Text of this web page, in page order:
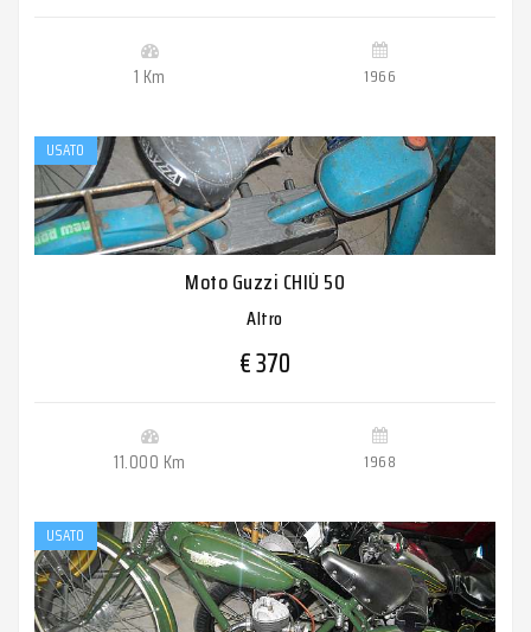
1 Km 1966
USATO
Moto Guzzi CHIÙ 50
Altro
€ 370
11.000 Km 1968
USATO